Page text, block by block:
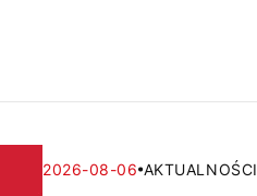
2026-08-06 AKTUALNOŚCI